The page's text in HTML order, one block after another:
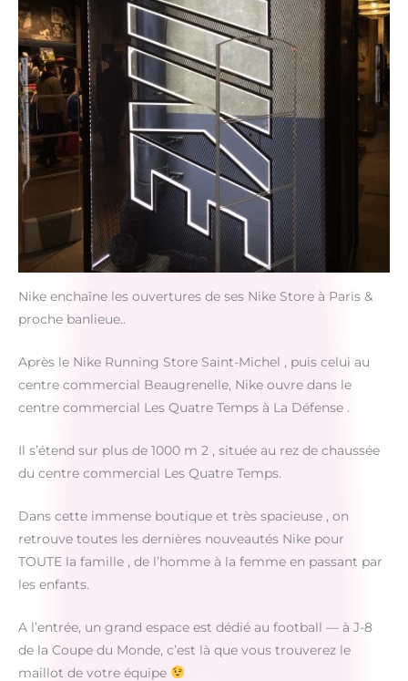
Nike enchaîne les ouvertures de ses Nike Store à Paris &
proche banlieue..
Après le Nike Running Store Saint-Michel , puis celui au
centre commercial Beaugrenelle, Nike ouvre dans le
centre commercial Les Quatre Temps à La Défense .
Il s’étend sur plus de 1000 m 2 , située au rez de chaussée
du centre commercial Les Quatre Temps.
Dans cette immense boutique et très spacieuse , on
retrouve toutes les dernières nouveautés Nike pour
TOUTE la famille , de l’homme à la femme en passant par
les enfants.
A l’entrée, un grand espace est dédié au football — à J-8
de la Coupe du Monde, c’est là que vous trouverez le
maillot de votre équipe